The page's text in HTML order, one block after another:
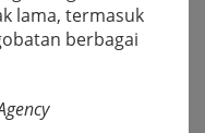
lama, termasuk
berbagai